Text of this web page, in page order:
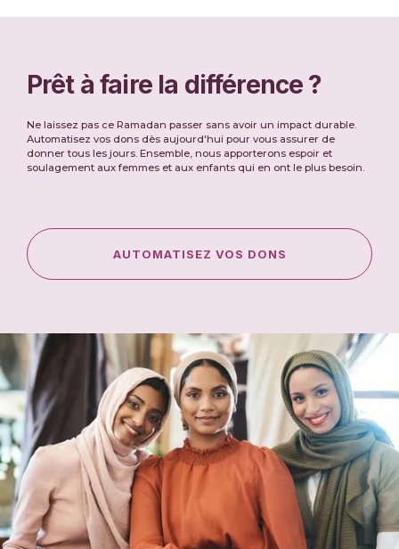
Prêt à faire la différence ?
Ne laissez pas ce Ramadan passer sans avoir un impact durable.
Automatisez vos dons dès aujourd'hui pour vous assurer de
donner tous les jours. Ensemble, nous apporterons espoir et
soulagement aux femmes et aux enfants qui en ont le plus besoin.
AUTOMATISEZ VOS DONS